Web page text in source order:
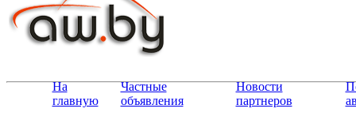
На
главную
Частные
объявления
Новости
партнеров